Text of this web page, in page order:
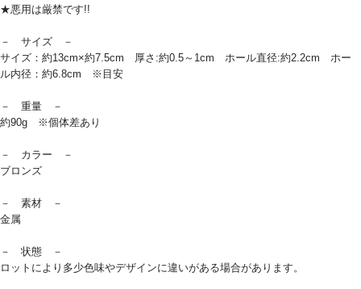
★悪用は厳禁です!!
－ サイズ －
サイズ：約13cm×約7.5cm 厚さ:約0.5～1cm ホール直径:約2.2cm ホー
ル内径：約6.8cm ※目安
－ 重量 －
約90g ※個体差あり
－ カラー －
ブロンズ
－ 素材 －
金属
－ 状態 －
ロットにより多少色味やデザインに違いがある場合があります。